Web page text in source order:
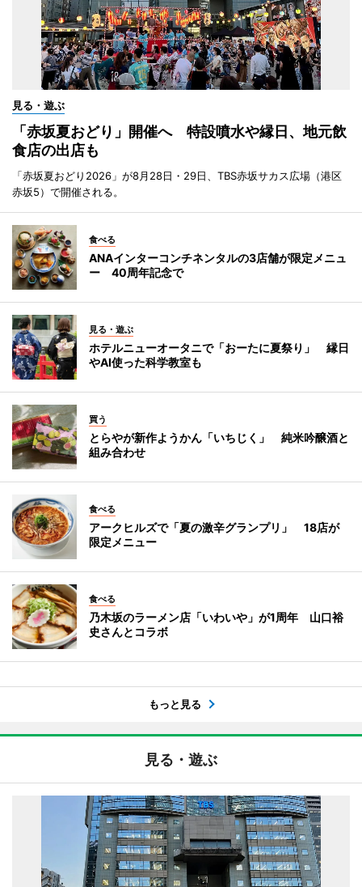
見る・遊ぶ
「赤坂夏おどり」開催へ 特設噴水や縁日、地元飲
食店の出店も
「赤坂夏おどり2026」が8月28日・29日、TBS赤坂サカス広場（港区
赤坂5）で開催される。
食べる
ANAインターコンチネンタルの3店舗が限定メニュ
ー 40周年記念で
見る・遊ぶ
ホテルニューオータニで「おーたに夏祭り」 縁日
やAI使った科学教室も
買う
とらやが新作ようかん「いちじく」 純米吟醸酒と
組み合わせ
食べる
アークヒルズで「夏の激辛グランプリ」 18店が
限定メニュー
食べる
乃木坂のラーメン店「いわいや」が1周年 山口裕
史さんとコラボ
もっと見る
見る・遊ぶ